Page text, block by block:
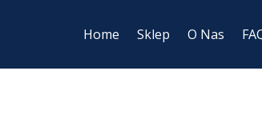
Home Sklep O Nas